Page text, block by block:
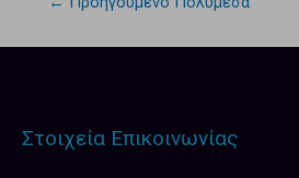
Στοιχεία Επικοινωνίας